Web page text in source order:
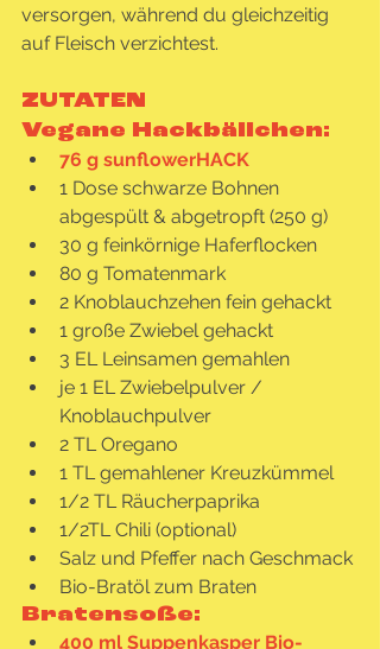
versorgen, während du gleichzeitig
auf Fleisch verzichtest.
ZUTATEN
Vegane Hackbällchen:
76 g sunflowerHACK
1 Dose schwarze Bohnen
abgespült & abgetropft (250 g)
30 g feinkörnige Haferflocken
80 g Tomatenmark
2 Knoblauchzehen fein gehackt
1 große Zwiebel gehackt
3 EL Leinsamen gemahlen
je 1 EL Zwiebelpulver /
Knoblauchpulver
2 TL Oregano
1 TL gemahlener Kreuzkümmel
1/2 TL Räucherpaprika
1/2TL Chili (optional)
Salz und Pfeffer nach Geschmack
Bio-Bratöl zum Braten
Bratensoße:
400 ml Suppenkasper Bio-